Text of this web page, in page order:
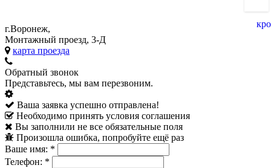
г.Воронеж,
Монтажный проезд, 3-Д
карта проезда
Обратный звонок
Представьтесь, мы вам перезвоним.
Ваша заявка успешно отправлена!
Необходимо принять условия соглашения
Вы заполнили не все обязательные поля
Произошла ошибка, попробуйте ещё раз
Ваше имя: *
Телефон: *